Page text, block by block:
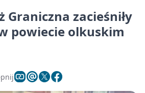
Graniczna zacieśniły
powiecie olkuskim